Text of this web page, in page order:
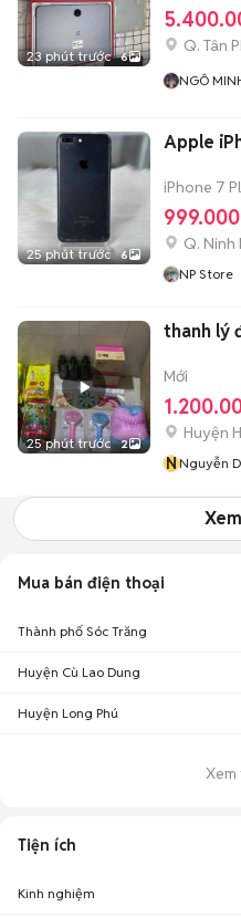
23 phút trước 6
Q. Tân
NGÔ
25 phút trước 6
Apple
iPhone 7
Q. Ninh
NP Store
25 phút trước 2
thanh lý
Mới
Huyện
NNguyễn
Mua bán điện thoại
Thành phố Sóc Trăng
Huyện Cù Lao Dung
Huyện Long Phú
Xem
Tiện ích
Kinh nghiệm